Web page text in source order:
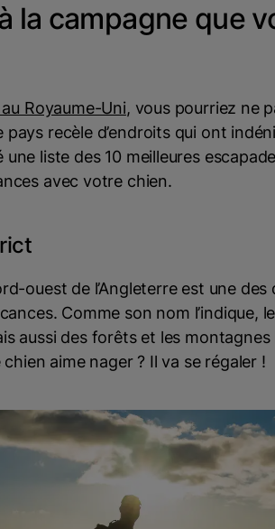
la campagne que
Royaume-Uni, vous pourriez ne
recèle d’endroits qui ont
liste des 10 meilleures
avec votre chien.
ouest de l’Angleterre est une
Comme son nom l’indique,
aussi des forêts et les montagnes
chien aime nager ? Il va se régaler !